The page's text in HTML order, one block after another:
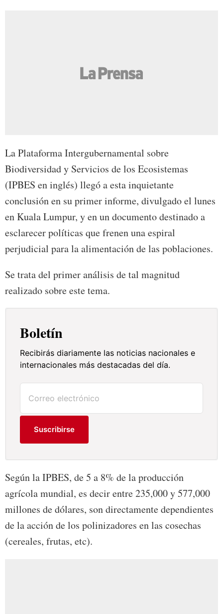
La Plataforma Intergubernamental sobre
Biodiversidad y Servicios de los Ecosistemas
(IPBES en inglés) llegó a esta inquietante
conclusión en su primer informe, divulgado el lunes
en Kuala Lumpur, y en un documento destinado a
esclarecer políticas que frenen una espiral
perjudicial para la alimentación de las poblaciones.
Se trata del primer análisis de tal magnitud
realizado sobre este tema.
Boletín
Recibirás diariamente las noticias nacionales e
internacionales más destacadas del día.
Suscribirse
Según la IPBES, de 5 a 8% de la producción
agrícola mundial, es decir entre 235,000 y 577,000
millones de dólares, son directamente dependientes
de la acción de los polinizadores en las cosechas
(cereales, frutas, etc).